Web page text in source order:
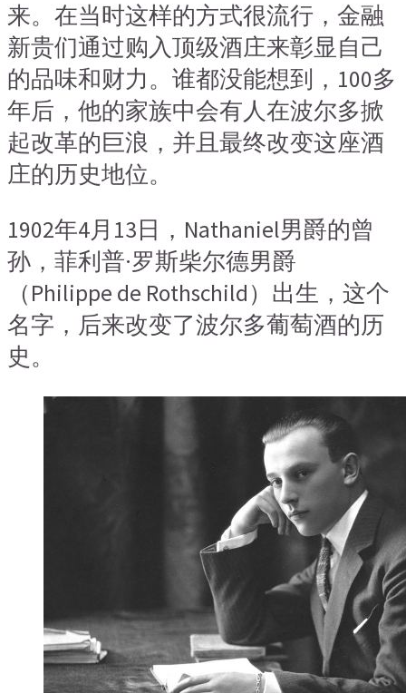
来。在当时这样的方式很流行，金融
新贵们通过购入顶级酒庄来彰显自己
的品味和财力。谁都没能想到，100多
年后，他的家族中会有人在波尔多掀
起改革的巨浪，并且最终改变这座酒
庄的历史地位。
1902年4月13日，Nathaniel男爵的曾
孙，菲利普·罗斯柴尔德男爵
（Philippe de Rothschild）出生，这个
名字，后来改变了波尔多葡萄酒的历
史。